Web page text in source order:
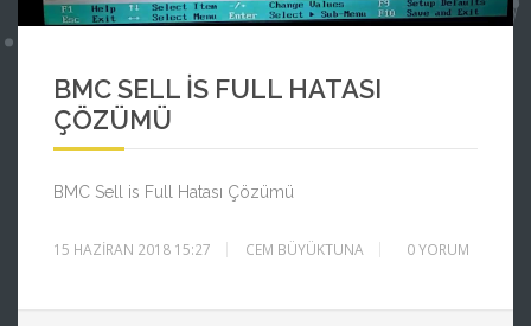
BMC ERROR
BMC SELL IS FULL HATASI
ÇÖZÜMÜ
BMC Sell is Full Hatası Çözümü
15 HAZIRAN 2018 15:27 CEM BÜYÜKTUNA 0YORUM